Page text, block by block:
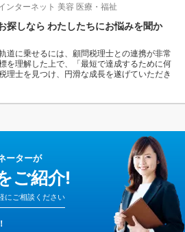
ンターネット 美容 医療・福祉
探しなら わたしたちにお悩みを聞か
道に乗せるには、顧問税理士との連携が非常
を理解した上で、「最短で達成するために何
理士を見つけ、円滑な成長を遂げていただき
ーターが
ご紹介!
にご相談ください